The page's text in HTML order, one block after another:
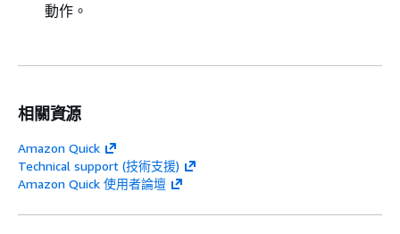
動作。
相關資源
Amazon Quick
Technical support (技術支援)
Amazon Quick 使用者論壇